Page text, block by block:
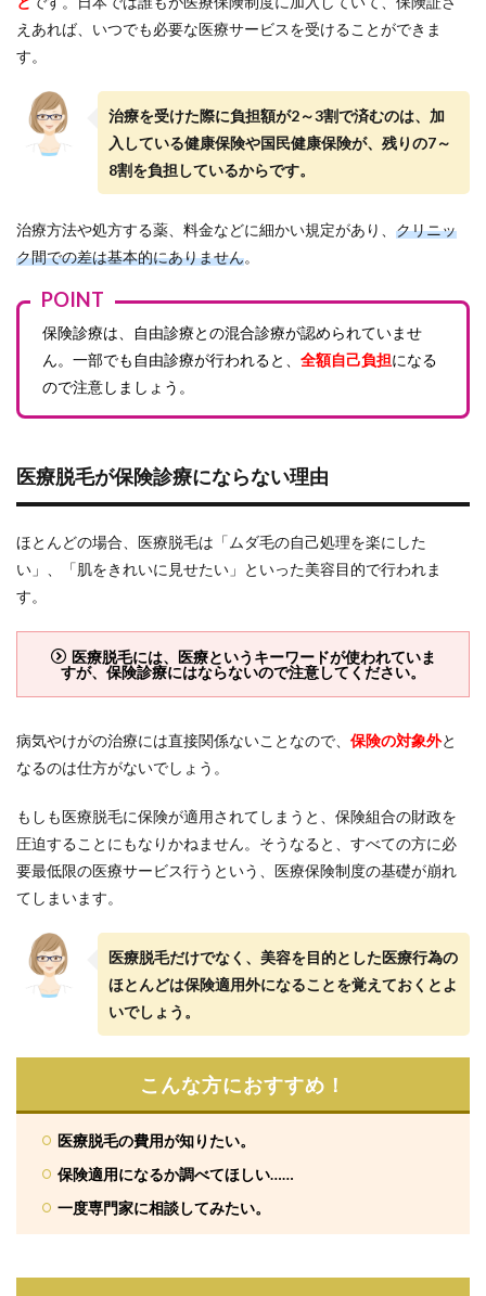
療ロ
ー
用し
よ
う！
ンの
メリ
ット
は？
5
医療
の費
用は
リン
しよ
う！
えあれば、いつでも必要な医療サービスを受けることができま
す。
治療を受けた際に負担額が2～3割で済むのは、加
入している健康保険や国民健康保険が、残りの7～
8割を負担しているからです。
治療方法や処方する薬、料金などに細かい規定があり、 クリニッ
ク間での差は基本的にありません。
POINT
保険診療は、自由診療との混合診療が認められていませ
ん。一部でも自由診療が行われると、 全額自己負担になる
ので注意しましょう。
医療脱毛が保険診療にならない理由
ほとんどの場合、医療脱毛は「ムダ毛の自己処理を楽にした
い」、「肌をきれいに見せたい」といった美容目的で行われま
す。
医療脱毛には、医療というキーワードが使われていま
すが、保険診療にはならないので注意してください。
病気やけがの治療には直接関係ないことなので、 保険の対象外と
なるのは仕方がないでしょう。
もしも医療脱毛に保険が適用されてしまうと、保険組合の財政を
圧迫することにもなりかねません。そうなると、すべての方に必
要最低限の医療サービス行うという、医療保険制度の基礎が崩れ
てしまいます。
医療脱毛だけでなく、美容を目的とした医療行為の
ほとんどは保険適用外になることを覚えておくとよ
いでしょう。
こんな方におすすめ！
医療脱毛の費用が知りたい。
保険適用になるか調べてほしい……
一度専門家に相談してみたい。